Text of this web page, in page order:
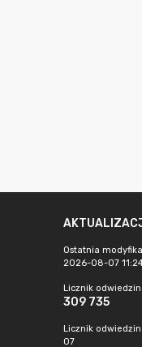
Ostatnia
2026-08-07
Licznik odwiedzin
309 735
Licznik
07